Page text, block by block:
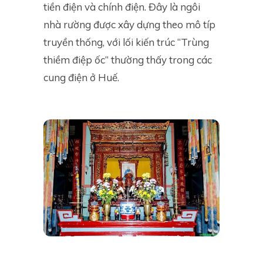
tiền điện và chính điện. Đây là ngôi
nhà rường được xây dựng theo mô típ
truyền thống, với lối kiến trúc “Trùng
thiềm điệp ốc” thường thấy trong các
cung điện ở Huế.